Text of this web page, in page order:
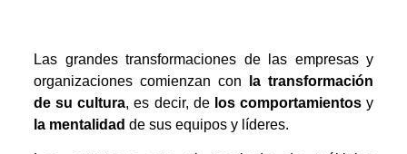
Las grandes transformaciones de las empresas y
organizaciones comienzan con la transformación
de su cultura, es decir, de los comportamientosy
la mentalidad de sus equipos y líderes.